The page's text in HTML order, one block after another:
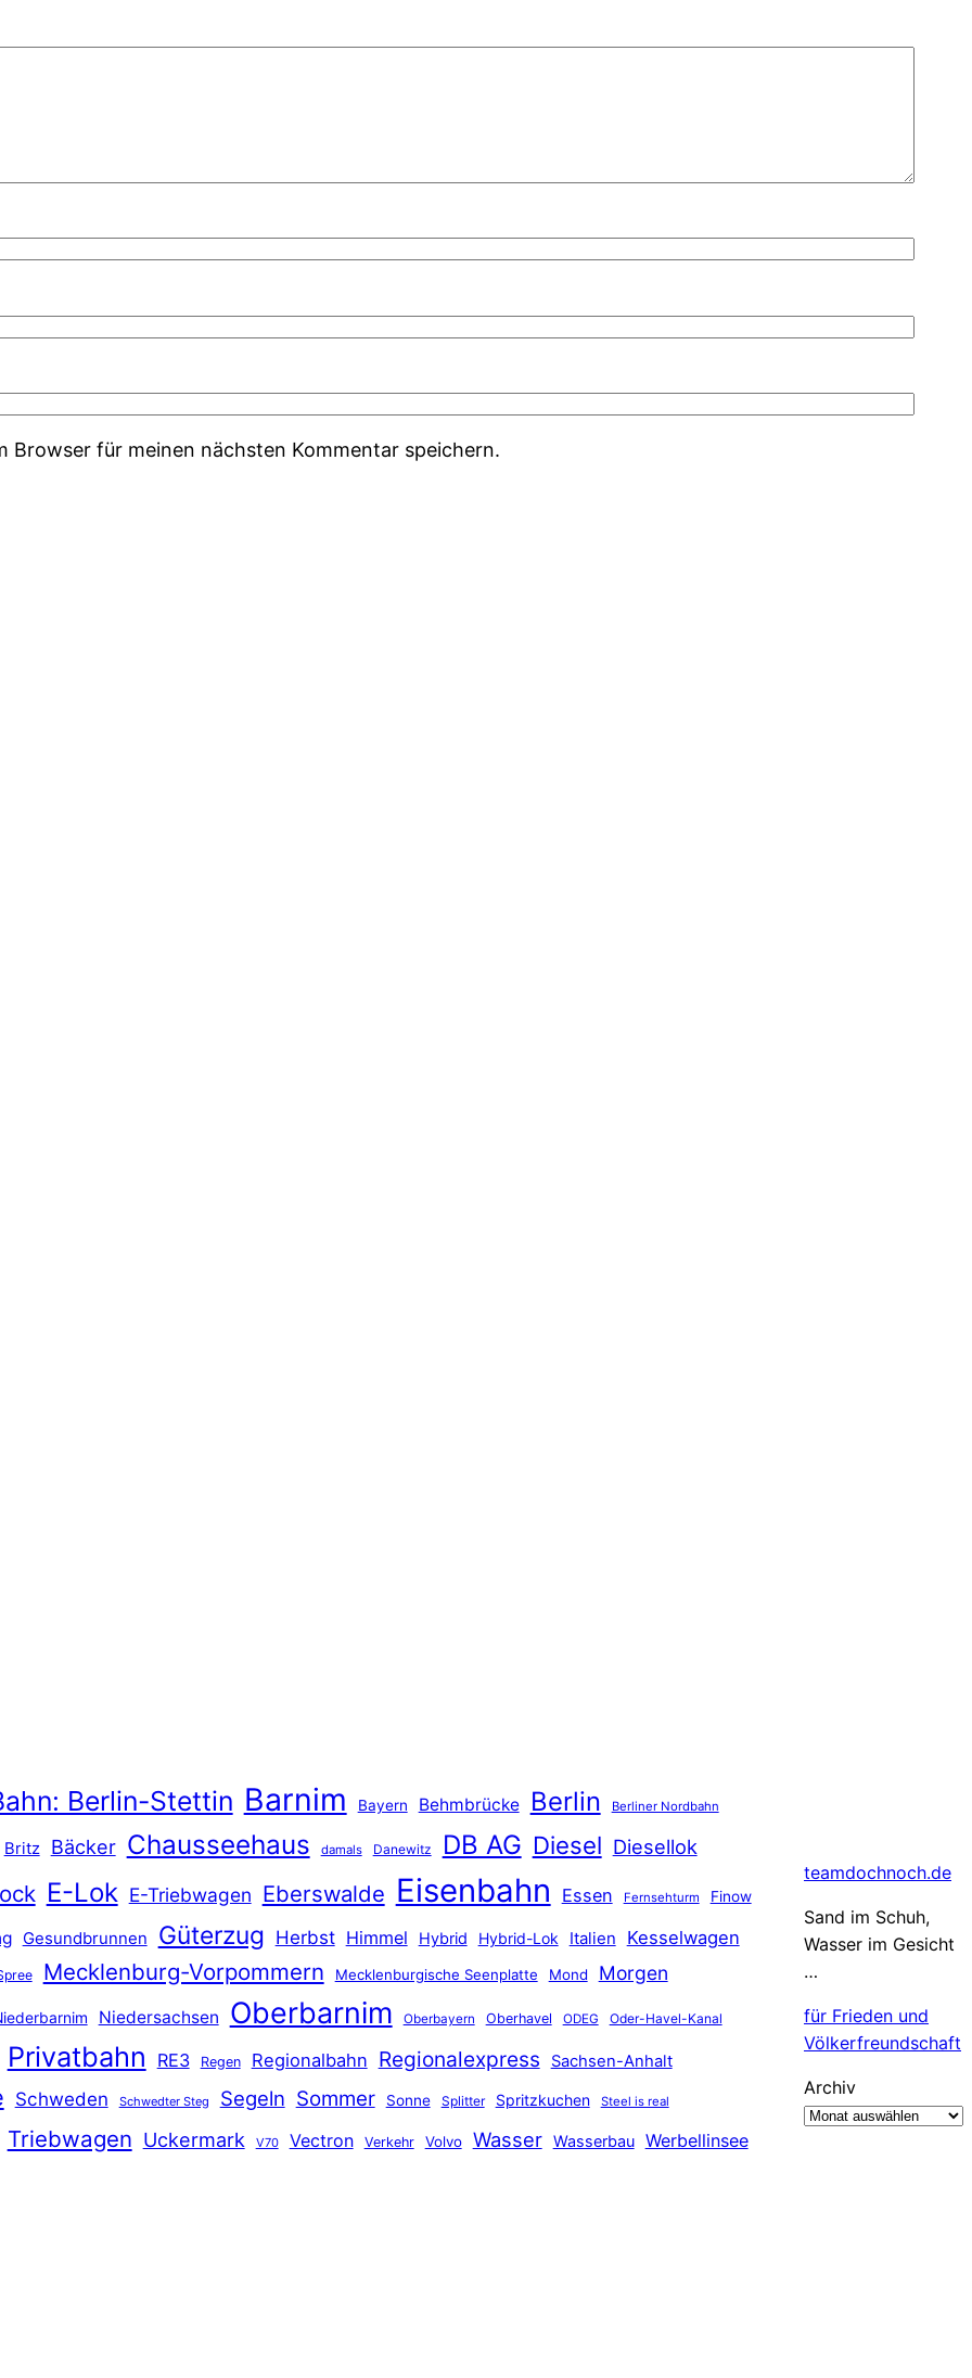
Browser für meinen nächsten Kommentar speichern.
Berlin-Stettin Barnim Bayern Behmbrücke Berlin Berliner Nordbahn
Britz Bäcker Chausseehaus damals Danewitz DB AG Diesel Diesellok
E-Lok E-Triebwagen Eberswalde Eisenbahn Essen Fernsehturm Finow
Gesundbrunnen Güterzug Herbst Himmel Hybrid Hybrid-Lok Italien Kesselwagen
Mecklenburg-Vorpommern Mecklenburgische Seenplatte Mond Morgen
Niedersachsen Oberbarnim Oberbayern Oberhavel ODEG Oder-Havel-Kanal
Privatbahn RE3 Regen Regionalbahn Regionalexpress Sachsen-Anhalt
Schweden Schwedter Steg Segeln Sommer Sonne Splitter Spritzkuchen Steel is real
Triebwagen Uckermark V70 Vectron Verkehr Volvo Wasser Wasserbau Werbellinsee
teamdochnoch.de
Sand im Schuh,
Wasser im Gesicht
…
für Frieden und
Völkerfreundschaft
Archiv